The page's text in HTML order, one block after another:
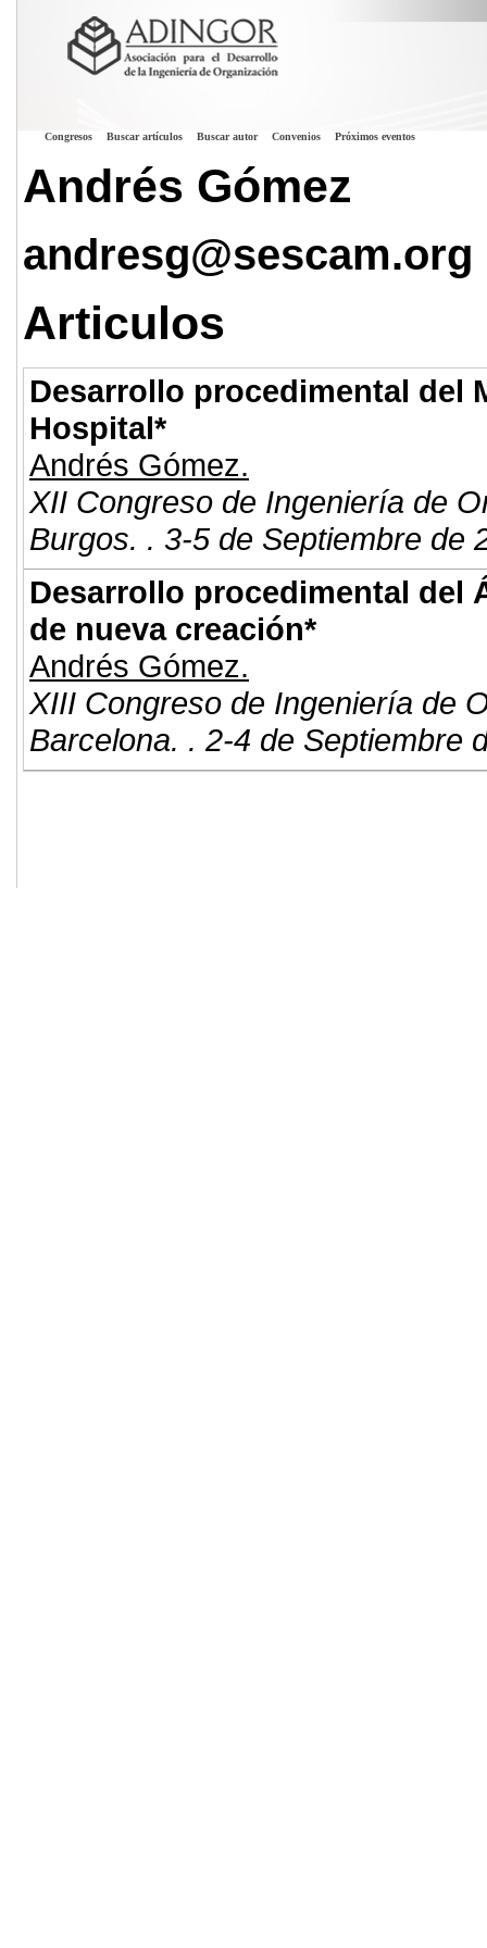
Congresos Buscar artículos Buscar autor Convenios Próximos eventos
Andrés Gómez
andresg@sescam.org
Articulos
Desarrollo procedimental del
Hospital*
Andrés Gómez.
XII Congreso de Ingeniería de
Burgos. . 3-5 de Septiembre de
Desarrollo procedimental del
de nueva creación*
Andrés Gómez.
XIII Congreso de Ingeniería de
Barcelona. . 2-4 de Septiembre